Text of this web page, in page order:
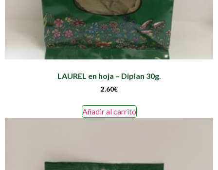
LAUREL en hoja – Diplan 30g.
2.60€
Añadir al carrito